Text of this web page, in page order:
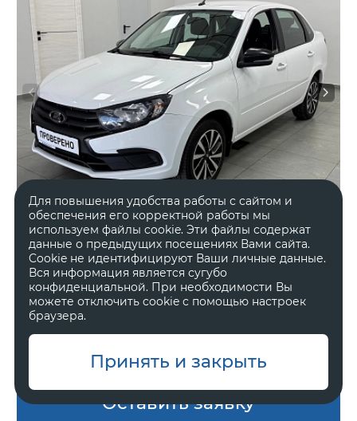
2023 год
Передний
79 995 км.
Механическая
1.6 л, 106 л.с.
Седан
Оставить заявку
Для повышения удобства работы с сайтом и
обеспечения его корректной работы мы
используем файлы cookie. Эти файлы содержат
данные о предыдущих посещениях Вами сайта.
Cookie не идентифицируют Ваши личные данные.
Вся информация является сугубо
конфиденциальной. При необходимости Вы
можете отключить cookie с помощью настроек
браузера.
Принять и закрыть